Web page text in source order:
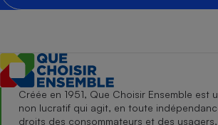
Créée en 1951, Que Choisir Ensemble est
non lucratif qui agit, en toute
droits des consommateurs et des